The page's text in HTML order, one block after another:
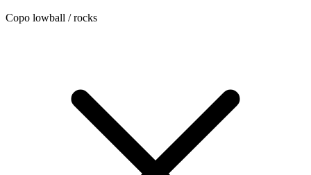
Copo lowball / rocks